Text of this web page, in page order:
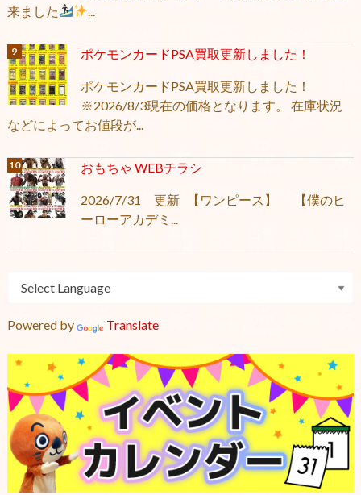
来ました
ポケモンカードPSA買取更新しました！
ポケモンカードPSA買取更新しました！
※2026/8/3現在の価格となります。 在庫状況
などによってお値段が...
おもちゃ WEBチラシ
2026/7/31 更新 【ワンピース】 【僕のヒ
ーローアカデミ...
Powered by Translate